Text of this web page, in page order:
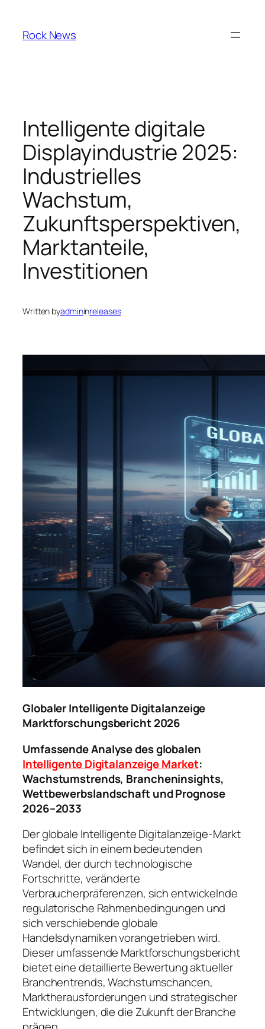
content
Rock News
Intelligente digitale
Displayindustrie 2025:
Industrielles
Wachstum,
Zukunftsperspektiven,
Marktanteile,
Investitionen
Written byadmininreleases
Globaler Intelligente Digitalanzeige
Marktforschungsbericht 2026
Umfassende Analyse des globalen
Intelligente Digitalanzeige Market:
Wachstumstrends, Brancheninsights,
Wettbewerbslandschaft und Prognose
2026–2033
Der globale Intelligente Digitalanzeige-Markt
befindet sich in einem bedeutenden
Wandel, der durch technologische
Fortschritte, veränderte
Verbraucherpräferenzen, sich entwickelnde
regulatorische Rahmenbedingungen und
sich verschiebende globale
Handelsdynamiken vorangetrieben wird.
Dieser umfassende Marktforschungsbericht
bietet eine detaillierte Bewertung aktueller
Branchentrends, Wachstumschancen,
Marktherausforderungen und strategischer
Entwicklungen, die die Zukunft der Branche